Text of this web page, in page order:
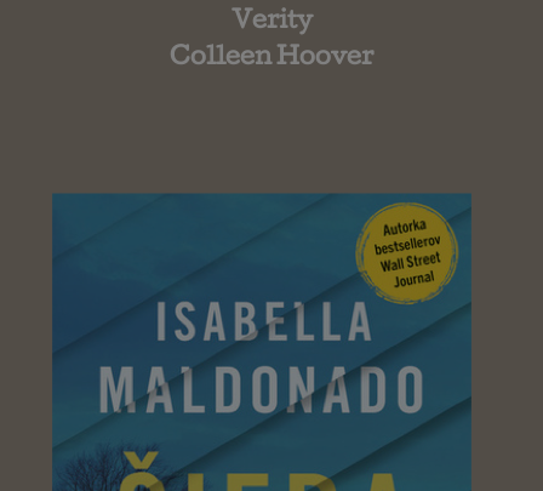
Verity
Colleen Hoover